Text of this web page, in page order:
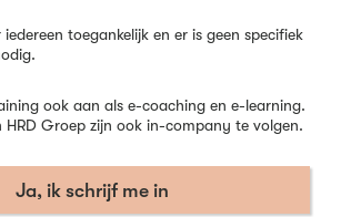
toegankelijk en er is geen specifiek
ook aan als e-coaching en e-learning.
HRD Groep zijn ook in-company te volgen.
Ja, ik schrijf me in